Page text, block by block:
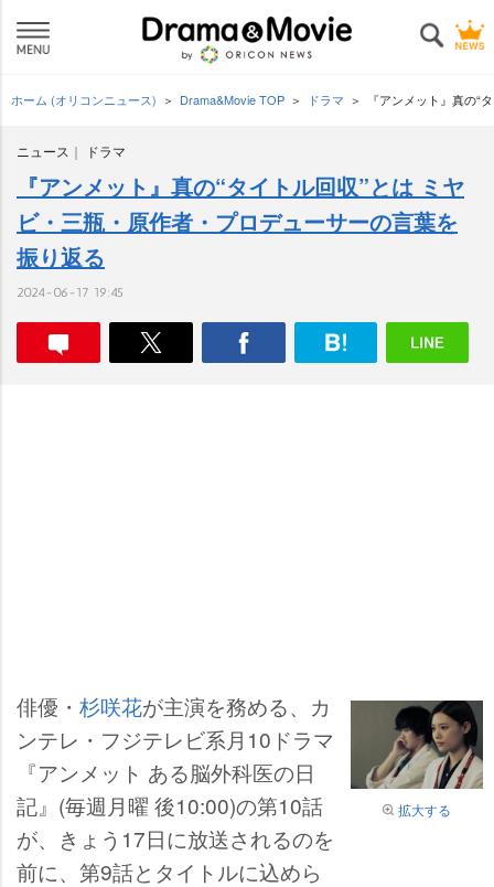
ホーム (オリコンニュース) Drama&Movie TOP ドラマ 『アンメット』真の“
ニュース ドラマ
『アンメット』真の“タイトル回収”とは ミヤ
ビ・三瓶・原作者・プロデューサーの言葉を
振り返る
2024-06-17 19:45
拡大する
俳優・ 杉咲花が主演を務める、カ
ンテレ・フジテレビ系月10ドラマ
『アンメット ある脳外科医の日
記』(毎週月曜 後10:00)の第10話
が、きょう17日に放送されるのを
前に、第9話とタイトルに込めら